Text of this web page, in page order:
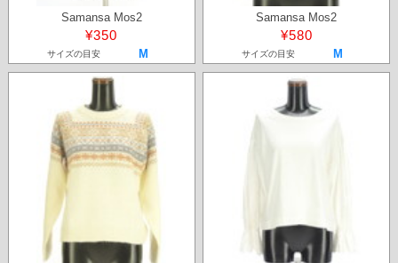
Samansa Mos2
¥350
サイズの目安 M
Samansa Mos2
¥580
サイズの目安 M